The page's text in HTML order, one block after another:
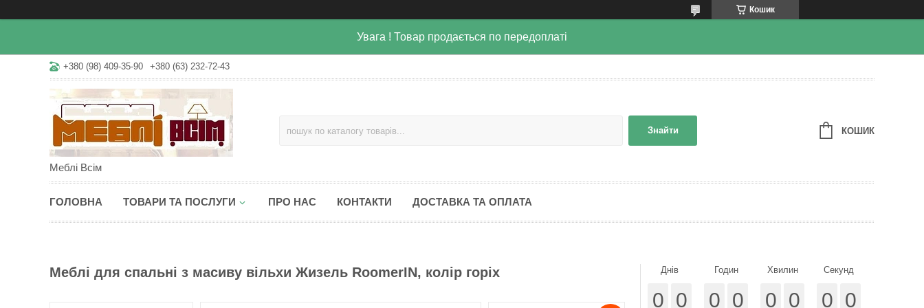
Кошик
Увага ! Товар продається по передоплаті
+380 (98) 409-35-90 +380 (63) 232-72-43
Меблі Всім
Знайти КОШИК
ГОЛОВНА ТОВАРИ ТА ПОСЛУГИ ПРО НАС КОНТАКТИ ДОСТАВКА ТА ОПЛАТА
Меблі для спальні з масиву вільхи Жизель RoomerIN, колір горіх Днів
0 0
Годин
0 0
Хвилин
0 0
Секунд
0 0